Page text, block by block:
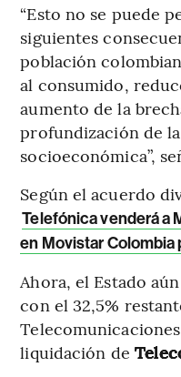
“Esto no se puede
siguientes
población
al consumido,
aumento de la
profundización de
socioeconómica”,
Según el acuerdo
Telefónica venderá a
en Movistar
Ahora, el Estado
con el 32,5%
liquidación de